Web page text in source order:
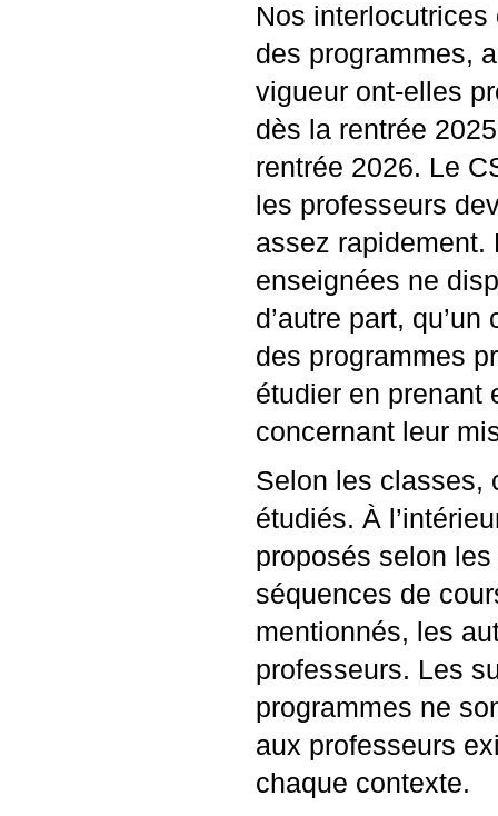
Nos
des programmes,
vigueur ont-elles
dès la rentrée
rentrée 2026. Le
les professeurs
assez rapidement.
enseignées ne
d’autre part,
des programmes
étudier en prenant
concernant leur
Selon les classes,
étudiés. À
proposés selon
séquences de
mentionnés, les
professeurs. Les
programmes ne
aux professeurs
chaque contexte.